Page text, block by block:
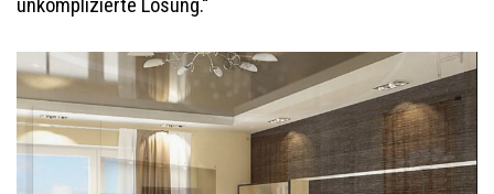
unkomplizierte Lösung.“